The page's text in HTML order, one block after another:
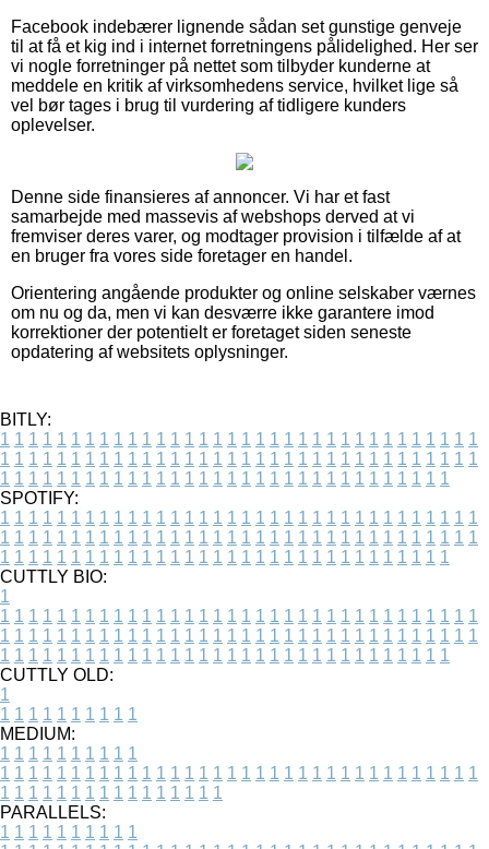
Facebook indebærer lignende sådan set gunstige genveje
til at få et kig ind i internet forretningens pålidelighed. Her ser
vi nogle forretninger på nettet som tilbyder kunderne at
meddele en kritik af virksomhedens service, hvilket lige så
vel bør tages i brug til vurdering af tidligere kunders
oplevelser.
Denne side finansieres af annoncer. Vi har et fast
samarbejde med massevis af webshops derved at vi
fremviser deres varer, og modtager provision i tilfælde af at
en bruger fra vores side foretager en handel.
Orientering angående produkter og online selskaber værnes
om nu og da, men vi kan desværre ikke garantere imod
korrektioner der potentielt er foretaget siden seneste
opdatering af websitets oplysninger.
BITLY:
1 1 1 1 1 1 1 1 1 1 1 1 1 1 1 1 1 1 1 1 1 1 1 1 1 1 1 1 1 1 1 1 1 1
1 1 1 1 1 1 1 1 1 1 1 1 1 1 1 1 1 1 1 1 1 1 1 1 1 1 1 1 1 1 1 1 1 1
1 1 1 1 1 1 1 1 1 1 1 1 1 1 1 1 1 1 1 1 1 1 1 1 1 1 1 1 1 1 1 1
SPOTIFY:
1 1 1 1 1 1 1 1 1 1 1 1 1 1 1 1 1 1 1 1 1 1 1 1 1 1 1 1 1 1 1 1 1 1
1 1 1 1 1 1 1 1 1 1 1 1 1 1 1 1 1 1 1 1 1 1 1 1 1 1 1 1 1 1 1 1 1 1
1 1 1 1 1 1 1 1 1 1 1 1 1 1 1 1 1 1 1 1 1 1 1 1 1 1 1 1 1 1 1 1
CUTTLY BIO:
1
1 1 1 1 1 1 1 1 1 1 1 1 1 1 1 1 1 1 1 1 1 1 1 1 1 1 1 1 1 1 1 1 1 1
1 1 1 1 1 1 1 1 1 1 1 1 1 1 1 1 1 1 1 1 1 1 1 1 1 1 1 1 1 1 1 1 1 1
1 1 1 1 1 1 1 1 1 1 1 1 1 1 1 1 1 1 1 1 1 1 1 1 1 1 1 1 1 1 1 1
CUTTLY OLD:
1
1 1 1 1 1 1 1 1 1 1
MEDIUM:
1 1 1 1 1 1 1 1 1 1
1 1 1 1 1 1 1 1 1 1 1 1 1 1 1 1 1 1 1 1 1 1 1 1 1 1 1 1 1 1 1 1 1 1
1 1 1 1 1 1 1 1 1 1 1 1 1 1 1 1
PARALLELS:
1 1 1 1 1 1 1 1 1 1